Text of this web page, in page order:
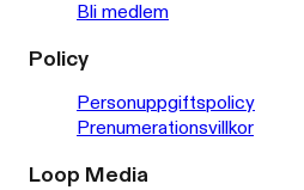
Bli medlem
Policy
Personuppgiftspolicy
Prenumerationsvillkor
Loop Media